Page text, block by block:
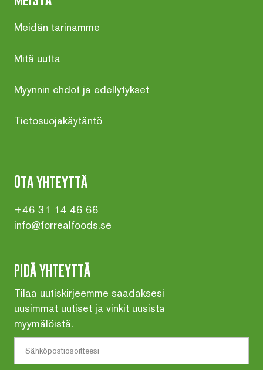
Meidän tarinamme
Mitä uutta
Myynnin ehdot ja edellytykset
Tietosuojakäytäntö
Ota yhteyttä
+46 31 14 46 66
info@forrealfoods.se
PIDÄ YHTEYTTÄ
Tilaa uutiskirjeemme saadaksesi
uusimmat uutiset ja vinkit uusista
myymälöistä.